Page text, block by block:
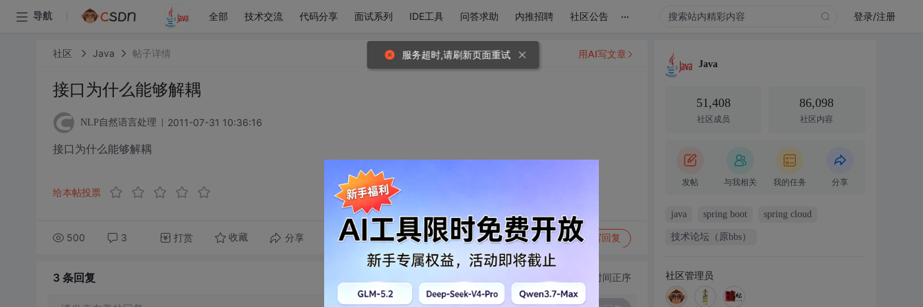
导航 全部 技术交流 代码分享 面试系列 IDE工具 问答求助 内推招聘 社区公告 ... 登录/注册
社区 Java 帖子详情
接口为什么能够解耦
NLP自然语言处理 2011-07-31 10:36:16
接口为什么能够解耦
给本帖投票
500 3 打赏 收藏 分享 转发到动态 举报 写回复
用AI写文章
3 条回复 切换为时间正序
Java
51,408
社区成员
86,098
社区内容
发帖 与我相关 我的任务 分享
java spring boot spring cloud
技术论坛（原bbs）
社区管理员
服务超时,请刷新页面重试